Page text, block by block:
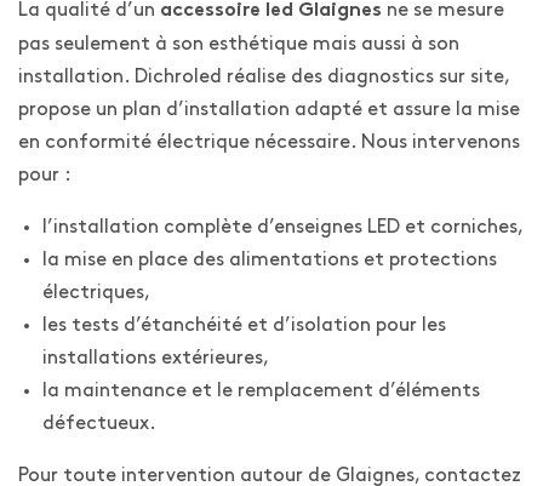
La qualité d’un accessoire led Glaignes ne se mesure
pas seulement à son esthétique mais aussi à son
installation. Dichroled réalise des diagnostics sur site,
propose un plan d’installation adapté et assure la mise
en conformité électrique nécessaire. Nous intervenons
pour :
l’installation complète d’enseignes LED et corniches,
la mise en place des alimentations et protections
électriques,
les tests d’étanchéité et d’isolation pour les
installations extérieures,
la maintenance et le remplacement d’éléments
défectueux.
Pour toute intervention autour de Glaignes, contactez